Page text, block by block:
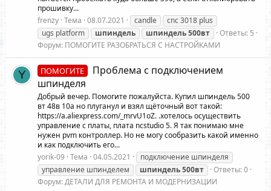
прошивку...
frenzy Тема 08.07.2021 candle
cnc 3018 plus
ugs platform
шпиндель шпиндель500вт
Ответы: 5
Форум: ПОМОГИТЕ РАЗОБРАТЬСЯ С НАСТРОЙКАМИ
Y ПОМОГИТЕ
Проблема с подключением
шпинделя
Добрый вечер. Помогите пожалуйста. Купил шпиндель 500
вт 48в 10а но плуганул и взял щёточный вот такой:
https://a.aliexpress.com/_mrvU1oZ. .хотелось осуществить
управление с платы, плата ncstudio 5. Я так понимаю мне
нужен pvm контроллер. Но не могу сообразить какой именно
и как подключить его...
yorik-09 Тема 04.05.2021
подключение шпинделя
управление шпинделем
шпиндель500вт
Ответы: 0
Форум:ДЕТАЛИ ДЛЯ РЕМОНТА И МОДЕРНИЗАЦИИ